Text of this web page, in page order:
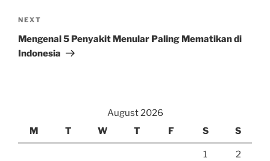
Next
Post
NEXT
Mengenal 5 Penyakit Menular Paling Mematikan di
Indonesia
August 2026
M
T W T F S S
1 2